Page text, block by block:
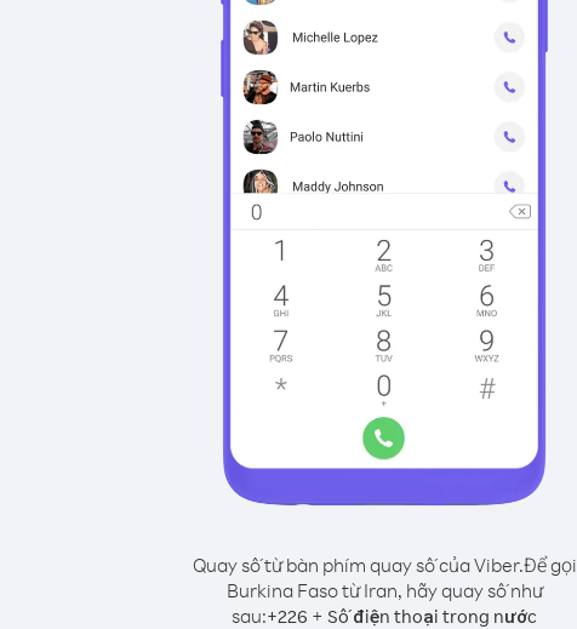
Quay số từ bàn phím quay số của Viber.Để gọi
Burkina Faso từ Iran, hãy quay số như
sau:+226 + Số điện thoại trong nước